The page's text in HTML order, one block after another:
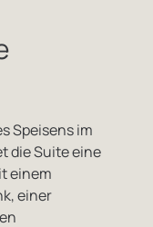
Speisens im
die Suite eine
einem
einer